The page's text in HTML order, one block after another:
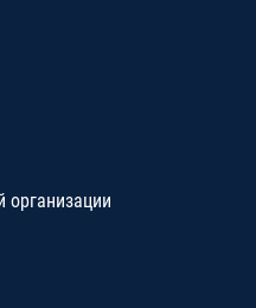
организации